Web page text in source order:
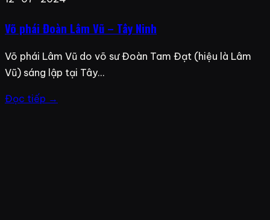
Võ phái Đoàn Lâm Vũ – Tây Ninh
Võ phái Lâm Vũ do võ sư Đoàn Tam Đạt (hiệu là Lâm
Vũ) sáng lập tại Tây…
Đọc tiếp →